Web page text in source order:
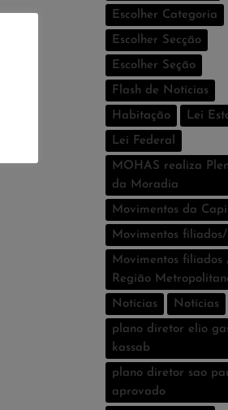
Escolher Categoria
Escolher Secção
Escolher Seção
Flash de Notí­cias
Habitação Lei
Lei Federal
MOHAS realiza
da Moradia
Movimentos da
Movimentos
Movimentos filiados
Região
Notícias Notí­cias
plano diretor elio
kassab
plano diretor sao
aprovado